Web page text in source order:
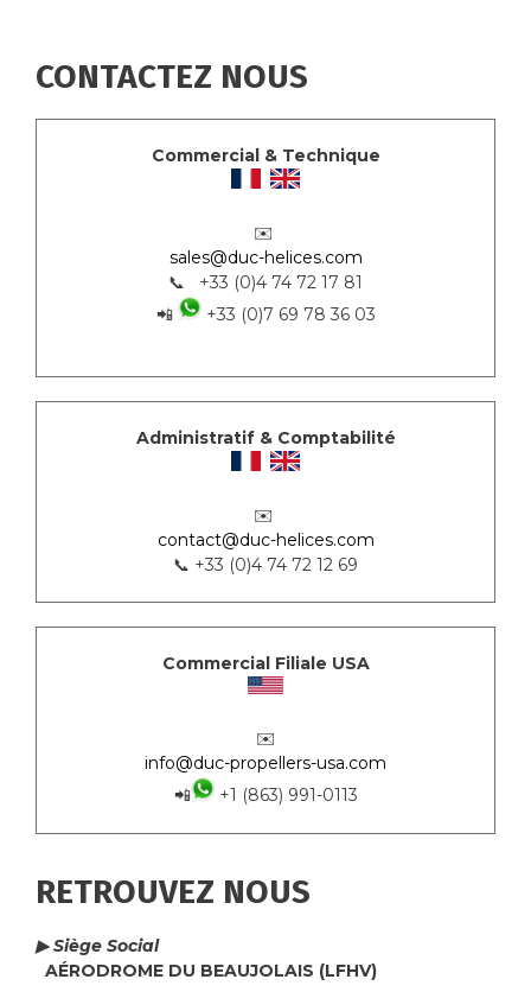
CONTACTEZ NOUS
Commercial & Technique
✉️
sales@duc-helices.com
📞 +33 (0)4 74 72 17 81
📲
+33 (0)7 69 78 36 03
Administratif & Comptabilité
✉️
contact@duc-helices.com
📞 +33 (0)4 74 72 12 69
Commercial Filiale USA
✉️
info@duc-propellers-usa.com
📲
+1 (863) 991-0113
RETROUVEZ NOUS
▶ Siège Social
AÉRODROME DU BEAUJOLAIS (LFHV)